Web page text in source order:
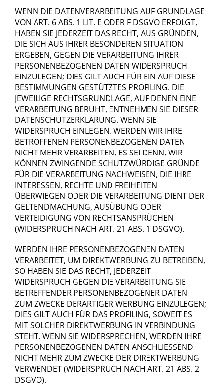
WENN DIE DATENVERARBEITUNG AUF GRUNDLAGE
VON ART. 6 ABS. 1 LIT. E ODER F DSGVO ERFOLGT,
HABEN SIE JEDERZEIT DAS RECHT, AUS GRÜNDEN,
DIE SICH AUS IHRER BESONDEREN SITUATION
ERGEBEN, GEGEN DIE VERARBEITUNG IHRER
PERSONENBEZOGENEN DATEN WIDERSPRUCH
EINZULEGEN; DIES GILT AUCH FÜR EIN AUF DIESE
BESTIMMUNGEN GESTÜTZTES PROFILING. DIE
JEWEILIGE RECHTSGRUNDLAGE, AUF DENEN EINE
VERARBEITUNG BERUHT, ENTNEHMEN SIE DIESER
DATENSCHUTZERKLÄRUNG. WENN SIE
WIDERSPRUCH EINLEGEN, WERDEN WIR IHRE
BETROFFENEN PERSONENBEZOGENEN DATEN
NICHT MEHR VERARBEITEN, ES SEI DENN, WIR
KÖNNEN ZWINGENDE SCHUTZWÜRDIGE GRÜNDE
FÜR DIE VERARBEITUNG NACHWEISEN, DIE IHRE
INTERESSEN, RECHTE UND FREIHEITEN
ÜBERWIEGEN ODER DIE VERARBEITUNG DIENT DER
GELTENDMACHUNG, AUSÜBUNG ODER
VERTEIDIGUNG VON RECHTSANSPRÜCHEN
(WIDERSPRUCH NACH ART. 21 ABS. 1 DSGVO).
WERDEN IHRE PERSONENBEZOGENEN DATEN
VERARBEITET, UM DIREKTWERBUNG ZU BETREIBEN,
SO HABEN SIE DAS RECHT, JEDERZEIT
WIDERSPRUCH GEGEN DIE VERARBEITUNG SIE
BETREFFENDER PERSONENBEZOGENER DATEN
ZUM ZWECKE DERARTIGER WERBUNG EINZULEGEN;
DIES GILT AUCH FÜR DAS PROFILING, SOWEIT ES
MIT SOLCHER DIREKTWERBUNG IN VERBINDUNG
STEHT. WENN SIE WIDERSPRECHEN, WERDEN IHRE
PERSONENBEZOGENEN DATEN ANSCHLIESSEND
NICHT MEHR ZUM ZWECKE DER DIREKTWERBUNG
VERWENDET (WIDERSPRUCH NACH ART. 21 ABS. 2
DSGVO).